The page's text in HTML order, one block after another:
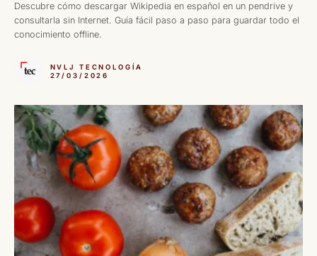
Descubre cómo descargar Wikipedia en español en un pendrive y
consultarla sin Internet. Guía fácil paso a paso para guardar todo el
conocimiento offline.
NVLJ TECNOLOGÍA
27/03/2026